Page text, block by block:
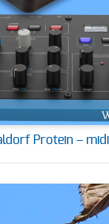
Protein –